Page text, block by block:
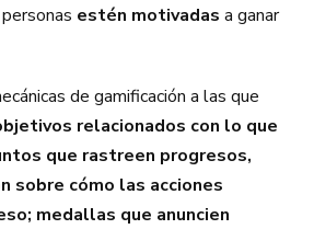
estén motivadas a ganar
de gamificación a las que
relacionados con lo que
que rastreen progresos,
sobre cómo las acciones
medallas que anuncien